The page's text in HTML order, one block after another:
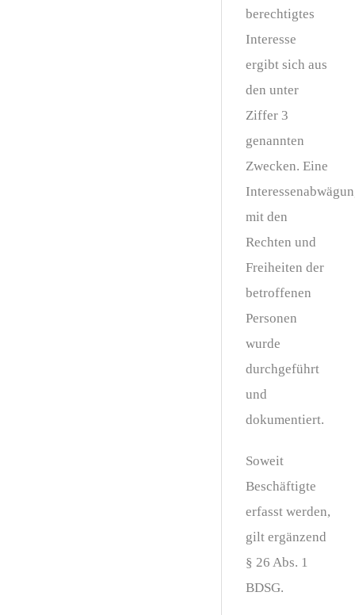
berechtigtes
Interesse
ergibt sich aus
den unter
Ziffer 3
genannten
Zwecken. Eine
mit den
Rechten und
Freiheiten der
betroffenen
Personen
wurde
durchgeführt
und
dokumentiert.
Soweit
Beschäftigte
erfasst werden,
gilt ergänzend
§ 26 Abs. 1
BDSG.